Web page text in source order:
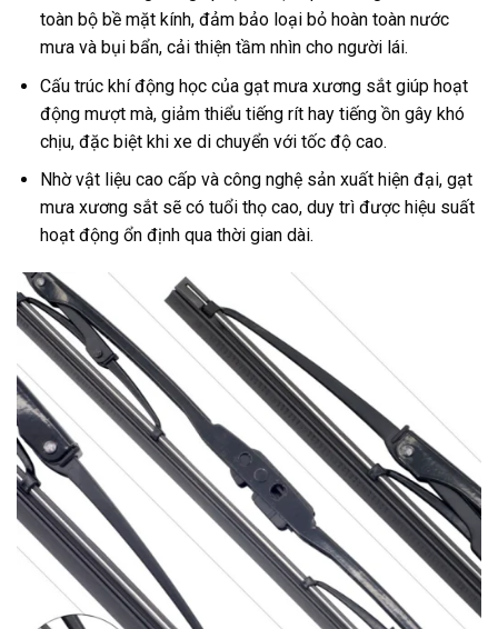
toàn bộ bề mặt kính, đảm bảo loại bỏ hoàn toàn nước
mưa và bụi bẩn, cải thiện tầm nhìn cho người lái.
Cấu trúc khí động học của gạt mưa xương sắt giúp hoạt
động mượt mà, giảm thiểu tiếng rít hay tiếng ồn gây khó
chịu, đặc biệt khi xe di chuyển với tốc độ cao.
Nhờ vật liệu cao cấp và công nghệ sản xuất hiện đại, gạt
mưa xương sắt sẽ có tuổi thọ cao, duy trì được hiệu suất
hoạt động ổn định qua thời gian dài.